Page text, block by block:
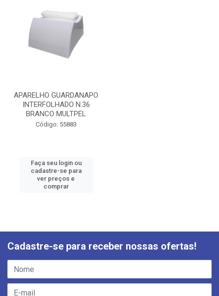
APARELHO GUARDANAPO
INTERFOLHADO N.36
BRANCO MULTPEL
Código: 55883
Faça seu login ou
cadastre-se para
ver preços e
comprar
Cadastre-se para receber nossas ofertas!